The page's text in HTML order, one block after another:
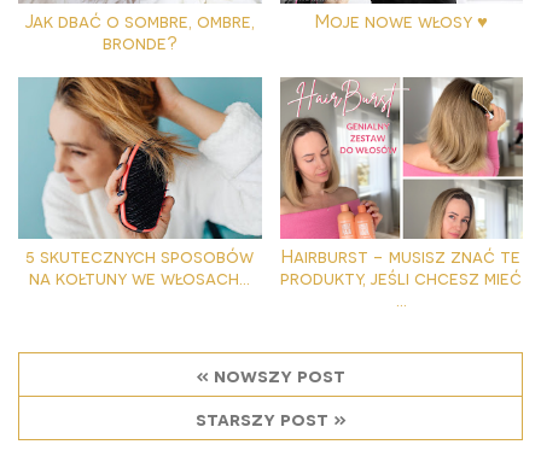
Jak dbać o sombre, ombre,
bronde?
Moje nowe włosy ♥
5 skutecznych sposobów
na kołtuny we włosach...
Hairburst - musisz znać te
produkty, jeśli chcesz mieć
« nowszy post
starszy post »